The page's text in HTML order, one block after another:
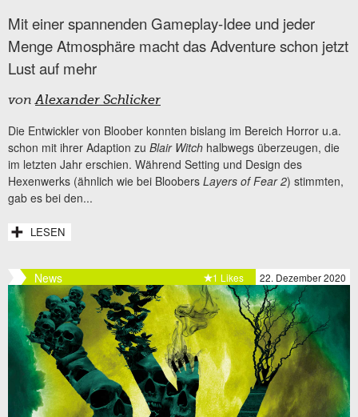
Mit einer spannenden Gameplay-Idee und jeder
Menge Atmosphäre macht das Adventure schon jetzt
Lust auf mehr
vonAlexander Schlicker
Die Entwickler von Bloober konnten bislang im Bereich Horror u.a.
schon mit ihrer Adaption zu Blair Witch halbwegs überzeugen, die
im letzten Jahr erschien. Während Setting und Design des
Hexenwerks (ähnlich wie bei Bloobers Layers of Fear 2) stimmten,
gab es bei den...
LESEN
News 22. Dezember 2020
1 Likes